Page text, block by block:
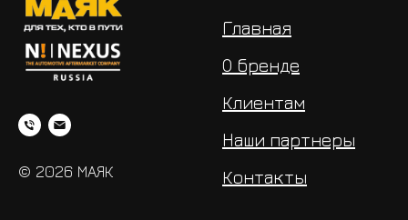
© 2026 МАЯК
Главная
О бренде
Клиентам
Наши партнеры
Контакты